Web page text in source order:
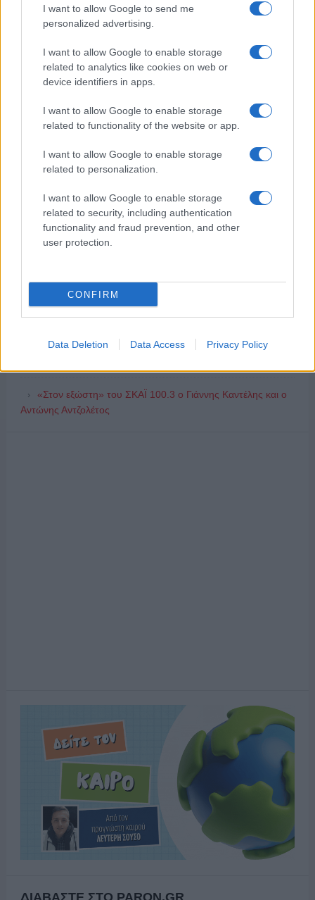
I want to allow Google to send me
personalized advertising.
I want to allow Google to enable storage
related to analytics like cookies on web or
device identifiers in apps.
I want to allow Google to enable storage
related to functionality of the website or app.
I want to allow Google to enable storage
related to personalization.
I want to allow Google to enable storage
related to security, including authentication
functionality and fraud prevention, and other
user protection.
CONFIRM
Data Deletion Data Access Privacy Policy
ΔΗΜΟΦΙΛΗ
Παίρνουν… σειρά 26 σειρές για τη σεζόν 2026 – 2027
Συζητήσεις για τη λήξη της συνεργασίας
ΑΧΜΕΣ: Δεύτερες σκέψεις στον ΑΝΤ1...
«Στον εξώστη» του ΣΚΑΪ 100.3 ο Γιάννης Καντέλης και ο
Αντώνης Αντζολέτος
ΔΙΑΒΑΣΤΕ ΣΤΟ PARON.GR